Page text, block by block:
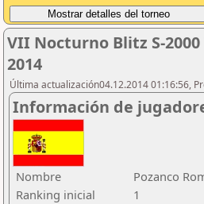
VII Nocturno Blitz S-2000
2014
Última actualización04.12.2014 01:16:56,
Información de
Nombre
Pozanco
Ranking inicial
1